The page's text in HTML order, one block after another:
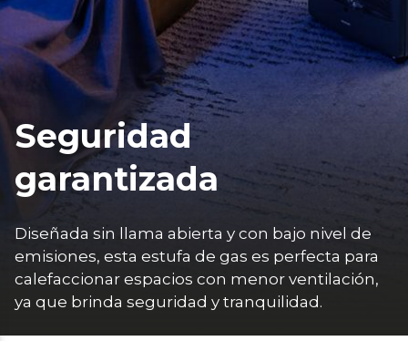
Seguridad
garantizada
Diseñada sin llama abierta y con bajo nivel de
emisiones, esta estufa de gas es perfecta para
calefaccionar espacios con menor ventilación,
ya que brinda seguridad y tranquilidad.